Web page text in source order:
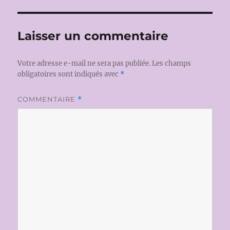
Laisser un commentaire
Votre adresse e-mail ne sera pas publiée. Les champs
obligatoires sont indiqués avec *
COMMENTAIRE *